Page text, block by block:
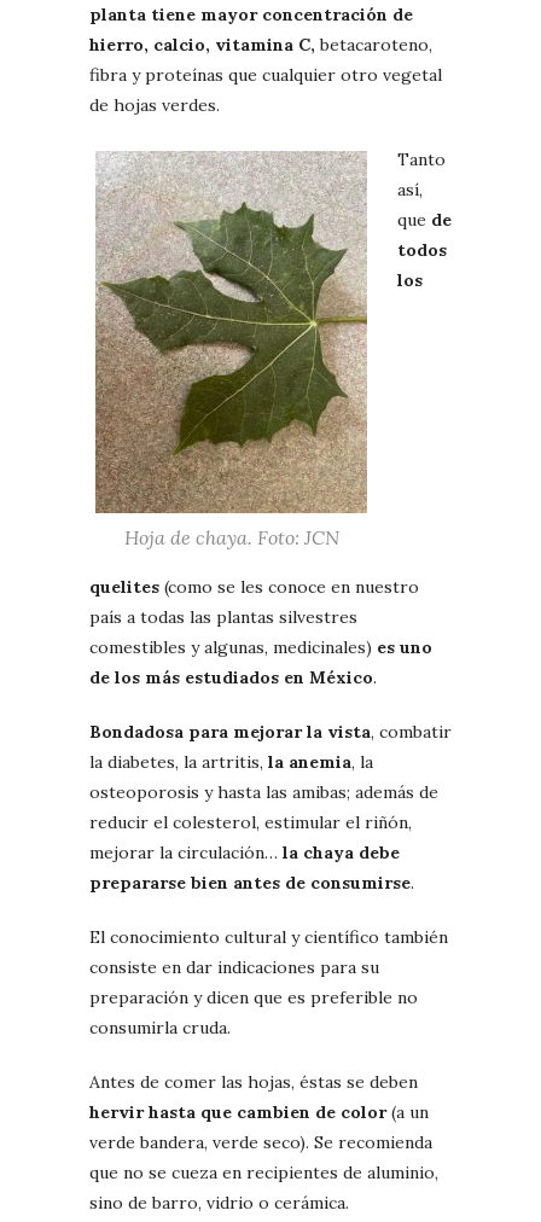
planta tiene mayor concentración de
hierro, calcio, vitamina C, betacaroteno,
fibra y proteínas que cualquier otro vegetal
de hojas verdes.
Hoja de chaya. Foto: JCN
Tanto
así,
que de
todos
los
quelites (como se les conoce en nuestro
país a todas las plantas silvestres
comestibles y algunas, medicinales) es uno
de los más estudiados en México.
Bondadosa para mejorar la vista, combatir
la diabetes, la artritis, la anemia, la
osteoporosis y hasta las amibas; además de
reducir el colesterol, estimular el riñón,
mejorar la circulación… la chaya debe
prepararse bien antes de consumirse.
El conocimiento cultural y científico también
consiste en dar indicaciones para su
preparación y dicen que es preferible no
consumirla cruda.
Antes de comer las hojas, éstas se deben
hervir hasta que cambien de color(a un
verde bandera, verde seco). Se recomienda
que no se cueza en recipientes de aluminio,
sino de barro, vidrio o cerámica.